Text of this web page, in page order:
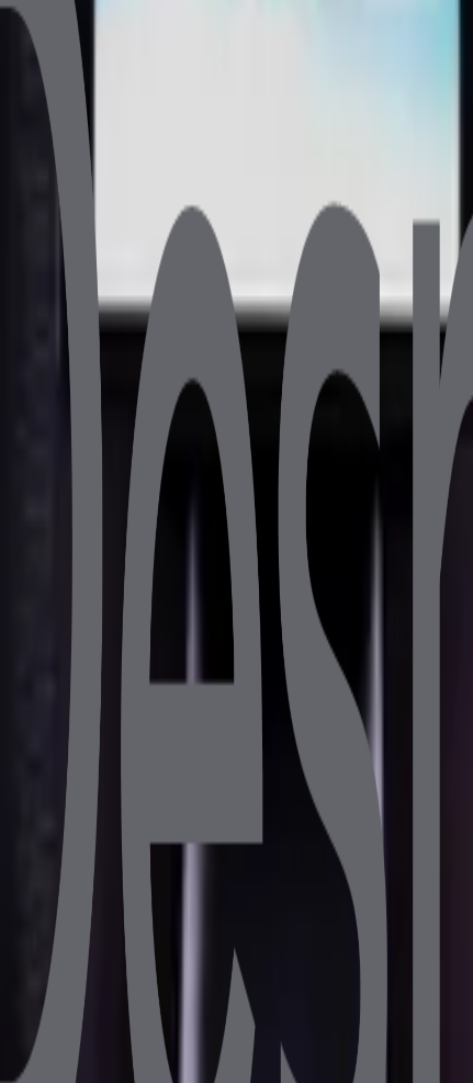
i7 işlemcisiyle işletmenizin verimliliğini artırır. 16GB
POS bilgisayarıdır.
up to 4.70 GHz
SSD
/ Resolution
Capacitive)
Aktif Soğutma (Havalandırmalı Kasa)
46 cm · Brüt Ağırlık 5.8 kg
Detaylı bilgi için bize ulaşın.
256GB SSD 10.1" Müşteri Ekranlı